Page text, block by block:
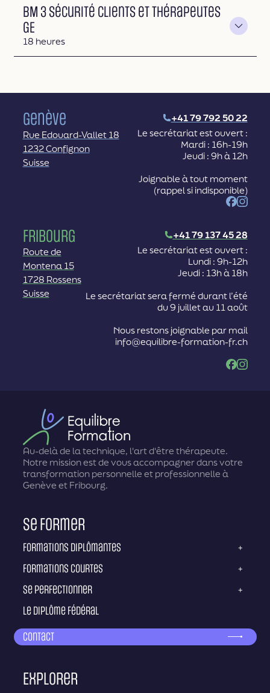
BM 3 Sécurité clients et thérapeutes
GE
Durée
18 heures
Genève
+41 79 792 50 22
Rue Edouard-Vallet 18
1232 Confignon
Suisse
Le secrétariat est ouvert :
Mardi : 16h-19h
Jeudi : 9h à 12h
Joignable à tout moment
(rappel si indisponible)
Facebook
Fribourg
+41 79 137 45 28
Route de
Montena 15
1728 Rossens
Suisse
Le secrétariat est ouvert :
Lundi : 9h-12h
Jeudi : 13h à 18h
Le secrétariat sera fermé durant l’été
du 9 juillet au 11 août
Nous restons joignable par mail
info@equilibre-formation-fr.ch
Facebook
Au-delà de la technique, l'art d'être thérapeute.
Notre mission est de vous accompagner dans votre
transformation personnelle et professionnelle à
Genève et Fribourg.
Se former
Formations diplômantes +
Formations courtes +
Se perfectionner +
Le diplôme fédéral
Contact
Explorer